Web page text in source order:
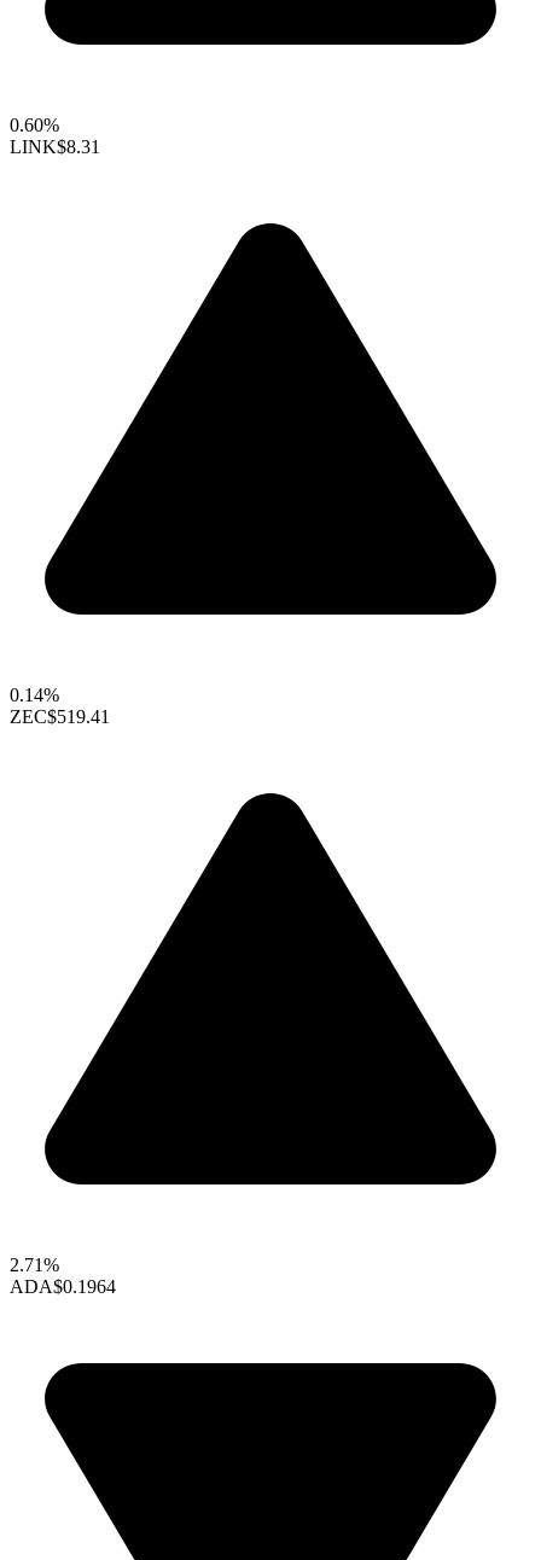
0.60%
LINK$8.31
0.14%
ZEC$519.41
2.71%
ADA$0.1964